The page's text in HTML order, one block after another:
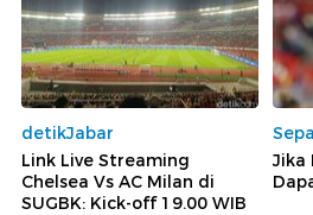
detikJabar
Link Live Streaming
Chelsea Vs AC Milan di
SUGBK: Kick-off 19.00 WIB
Jika